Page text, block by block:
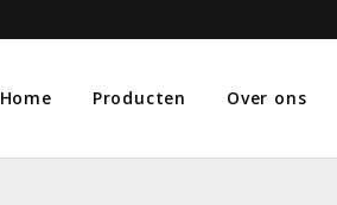
Home Producten Over ons